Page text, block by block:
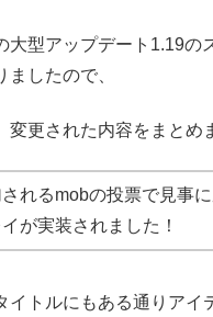
型アップデート1.19の
ましたので、
更された内容をまとめ
れるmobの投票で見事
が実装されました！
トルにもある通りアイ